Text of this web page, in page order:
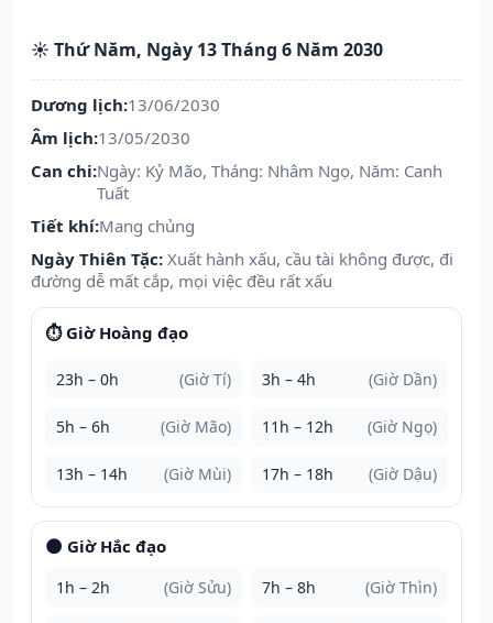
☀️ Thứ Năm, Ngày 13 Tháng 6 Năm 2030
Dương lịch:13/06/2030
Âm lịch:13/05/2030
Can chi:Ngày: Kỷ Mão, Tháng: Nhâm Ngọ, Năm: Canh
Tuất
Tiết khí:Mang chủng
Ngày Thiên Tặc: Xuất hành xấu, cầu tài không được, đi
đường dễ mất cắp, mọi việc đều rất xấu
⏱️ Giờ Hoàng đạo
23h – 0h (Giờ Tí) 3h – 4h (Giờ Dần)
5h – 6h (Giờ Mão) 11h – 12h (Giờ Ngọ)
13h – 14h (Giờ Mùi) 17h – 18h (Giờ Dậu)
🌑 Giờ Hắc đạo
1h – 2h (Giờ Sửu) 7h – 8h (Giờ Thìn)